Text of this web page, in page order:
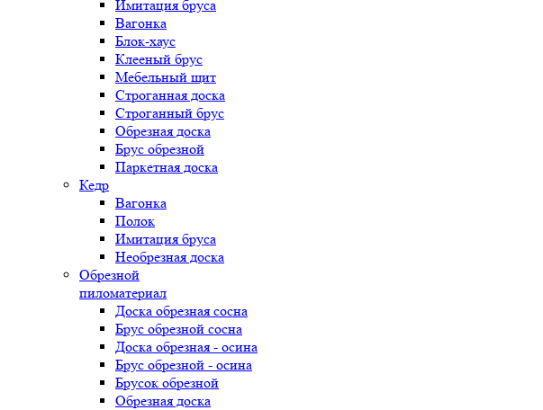
Имитация бруса
Вагонка
Блок-хаус
Клееный брус
Мебельный щит
Строганная доска
Строганный брус
Обрезная доска
Брус обрезной
Паркетная доска
Кедр
Вагонка
Полок
Имитация бруса
Необрезная доска
Обрезной
пиломатериал
Доска обрезная сосна
Брус обрезной сосна
Доска обрезная - осина
Брус обрезной - осина
Брусок обрезной
Обрезная доска